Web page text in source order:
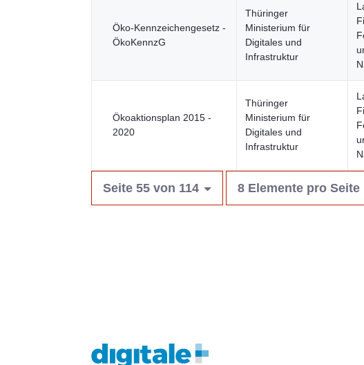
Öko-Kennzeichengesetz -
ÖkoKennzG
Thüringer
Ministerium für
Digitales und
Infrastruktur
Ökoaktionsplan 2015 -
2020
Thüringer
Ministerium für
Digitales und
Infrastruktur
Seite 55 von 114 8 Elemente pro Seite